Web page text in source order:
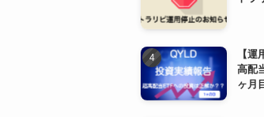
【
高配
ヶ月